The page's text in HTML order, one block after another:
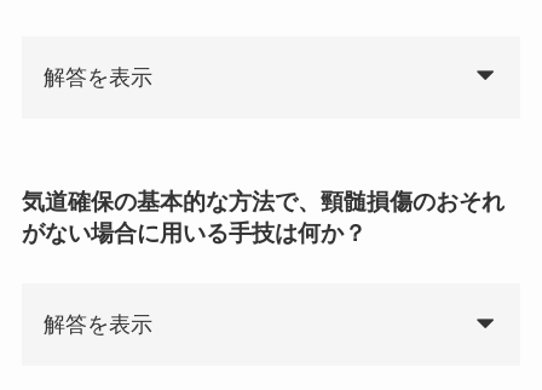
解答を表示
気道確保の基本的な方法で、頸髄損傷のおそれ
がない場合に用いる手技は何か？
解答を表示